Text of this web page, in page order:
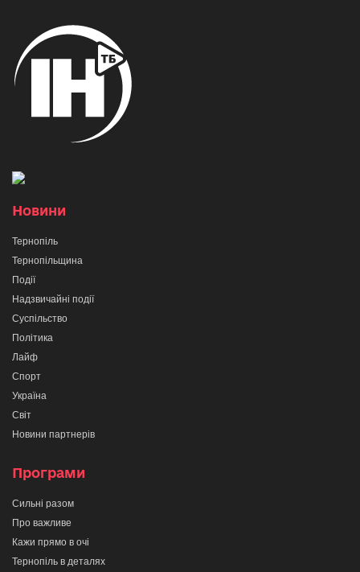
Новини
Тернопіль
Тернопільщина
Події
Надзвичайні події
Суспільство
Політика
Лайф
Спорт
Україна
Світ
Новини партнерів
Програми
Сильні разом
Про важливе
Кажи прямо в очі
Тернопіль в деталях